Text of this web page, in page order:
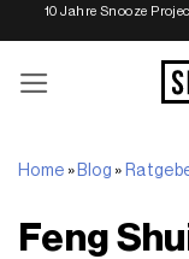
Inhalt
springen
10 Jahre Snooze
Home » Blog »
Feng